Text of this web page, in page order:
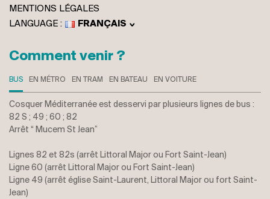
MENTIONS LÉGALES
FRANÇAIS
ITALIANO
Comment venir ?
BUS EN MÉTRO EN TRAM EN BATEAU EN VOITURE
Cosquer Méditerranée est desservi par plusieurs lignes de bus :
82 S ; 49 ; 60 ; 82
Arrêt “ Mucem St Jean”
Lignes 82 et 82s (arrêt Littoral Major ou Fort Saint-Jean)
Ligne 60 (arrêt Littoral Major ou Fort Saint-Jean)
Ligne 49 (arrêt église Saint-Laurent, Littoral Major ou fort Saint-
Jean)